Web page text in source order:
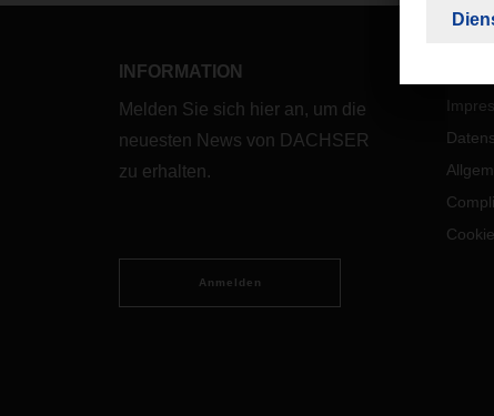
INFORMATION
Melden Sie sich hier an, um die
neuesten News von DACHSER
zu erhalten.
Anmelden